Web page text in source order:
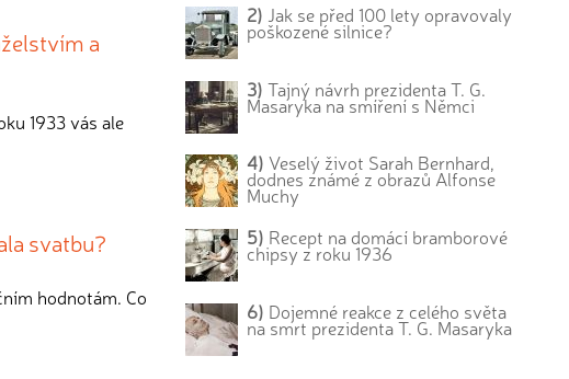
a
1933 vás ale
svatbu?
hodnotám. Co
2) Jak se před 100 lety opravovaly
poškozené silnice?
3) Tajný návrh prezidenta T. G.
Masaryka na smíření s Němci
4) Veselý život Sarah Bernhard,
dodnes známé z obrazů Alfonse
Muchy
5) Recept na domácí bramborové
chipsy z roku 1936
6) Dojemné reakce z celého světa
na smrt prezidenta T. G. Masaryka